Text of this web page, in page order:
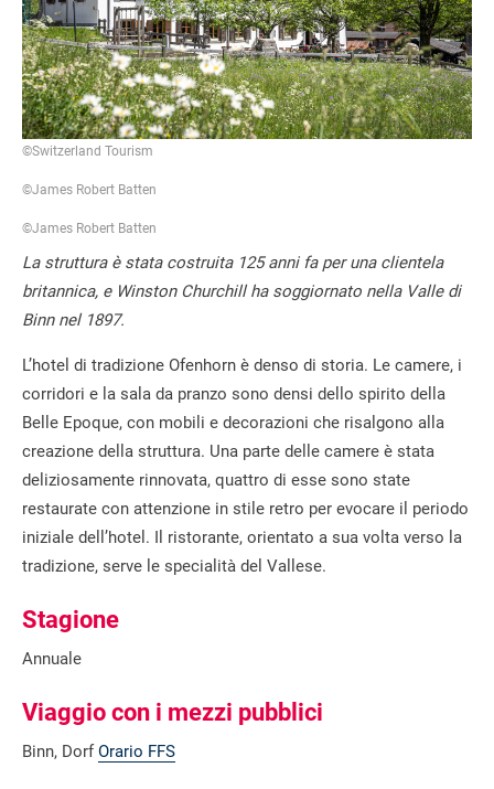
©Switzerland Tourism
©James Robert Batten
©James Robert Batten
La struttura è stata costruita 125 anni fa per una clientela
britannica, e Winston Churchill ha soggiornato nella Valle di
Binn nel 1897.
L’hotel di tradizione Ofenhorn è denso di storia. Le camere, i
corridori e la sala da pranzo sono densi dello spirito della
Belle Epoque, con mobili e decorazioni che risalgono alla
creazione della struttura. Una parte delle camere è stata
deliziosamente rinnovata, quattro di esse sono state
restaurate con attenzione in stile retro per evocare il periodo
iniziale dell’hotel. Il ristorante, orientato a sua volta verso la
tradizione, serve le specialità del Vallese.
Stagione
Annuale
Viaggio con i mezzi pubblici
Binn, DorfOrario FFS